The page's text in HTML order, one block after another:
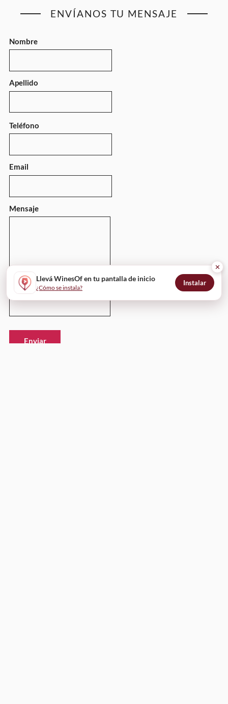
ENVÍANOS TU MENSAJE
Nombre
Apellido
Teléfono
Email
Mensaje
Enviar
Llevá WinesOf en tu pantalla de inicio
¿Cómo se instala?
Instalar
✕